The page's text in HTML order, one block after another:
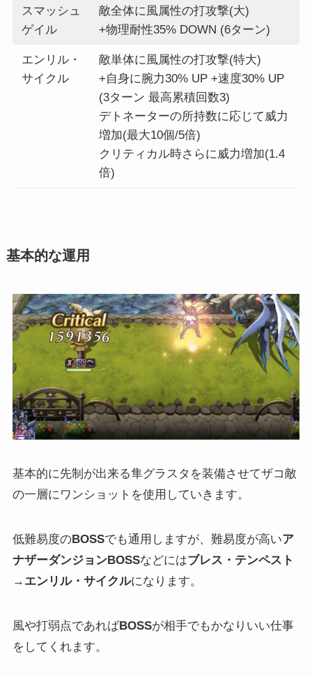
スマッシュ
ゲイル
敵全体に風属性の打攻撃(大)
+物理耐性35% DOWN (6ターン)
エンリル・
サイクル
敵単体に風属性の打攻撃(特大)
+自身に腕力30% UP +速度30% UP
(3ターン 最高累積回数3)
デトネーターの所持数に応じて威力
増加(最大10個/5倍)
クリティカル時さらに威力増加(1.4
倍)
基本的な運用
基本的に先制が出来る隼グラスタを装備させてザコ敵
の一層にワンショットを使用していきます。
低難易度のBOSSでも通用しますが、難易度が高いア
ナザーダンジョンBOSSなどにはブレス・テンペスト
→エンリル・サイクルになります。
風や打弱点であればBOSSが相手でもかなりいい仕事
をしてくれます。